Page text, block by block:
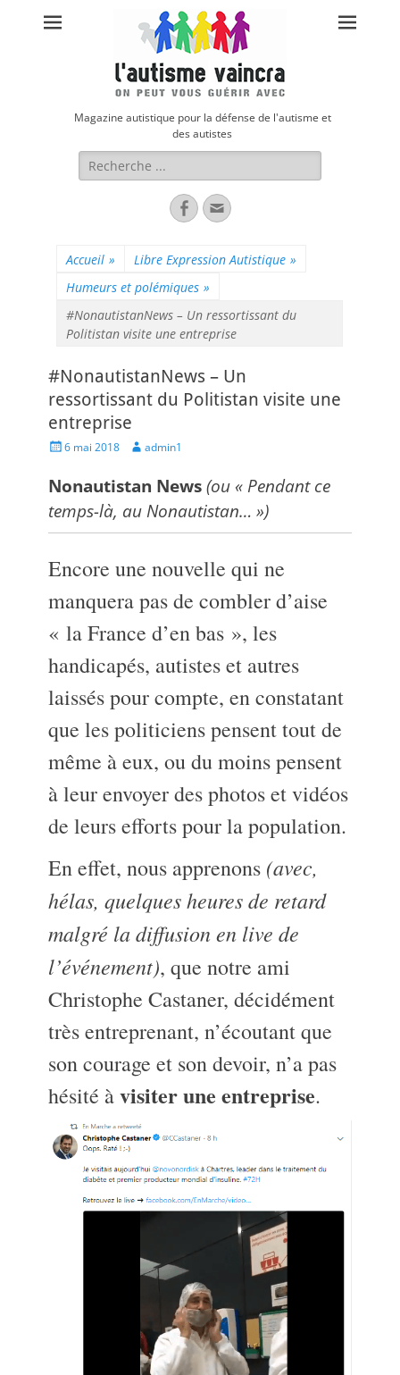
Magazine autistique pour la défense de l'autisme et
des autistes
Rechercher :
FacebookAdresse
de
Accueil » Libre Expression Autistique »
Humeurs et polémiques »
#NonautistanNews – Un ressortissant du
Politistan visite une entreprise
#NonautistanNews – Un
ressortissant du Politistan visite une
entreprise
Posted6 mai 2018 Author
admin1
Nonautistan News (ou « Pendant ce
temps-là, au Nonautistan… »)
Encore une nouvelle qui ne
manquera pas de combler d’aise
« la France d’en bas », les
handicapés, autistes et autres
laissés pour compte, en constatant
que les politiciens pensent tout de
même à eux, ou du moins pensent
à leur envoyer des photos et vidéos
de leurs efforts pour la population.
En effet, nous apprenons (avec,
hélas, quelques heures de retard
malgré la diffusion en live de
l’événement), que notre ami
Christophe Castaner, décidément
très entreprenant, n’écoutant que
son courage et son devoir, n’a pas
hésité àvisiter une entreprise.